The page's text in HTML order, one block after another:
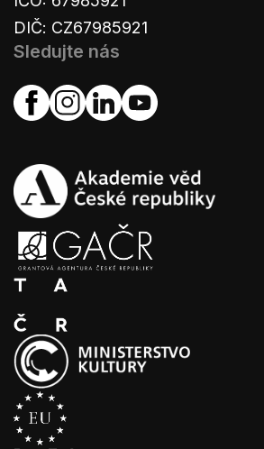
DIČ: CZ67985921
Sledujte nás